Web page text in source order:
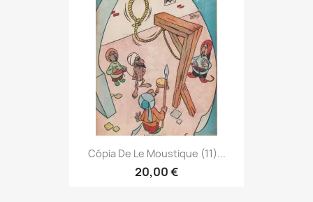
Cópia De Le Moustique (11)...
20,00 €